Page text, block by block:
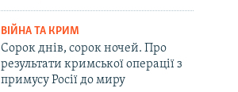
ВІЙНА ТА КРИМ
Сорок днів, сорок ночей. Про
результати кримської операції з
примусу Росії до миру